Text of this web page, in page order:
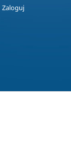
Zaloguj